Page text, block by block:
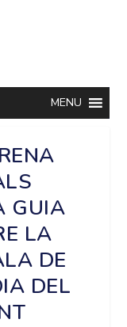
MENU
GUIA
LA
DE
DEL